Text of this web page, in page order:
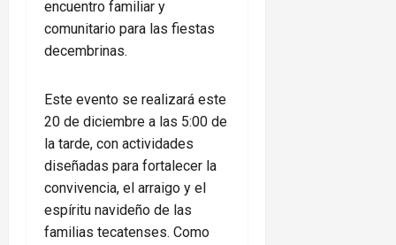
encuentro familiar y
comunitario para las fiestas
decembrinas.
Este evento se realizará este
20 de diciembre a las 5:00 de
la tarde, con actividades
diseñadas para fortalecer la
convivencia, el arraigo y el
espíritu navideño de las
familias tecatenses. Como